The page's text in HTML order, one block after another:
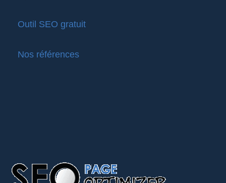
Outil SEO gratuit
Nos références